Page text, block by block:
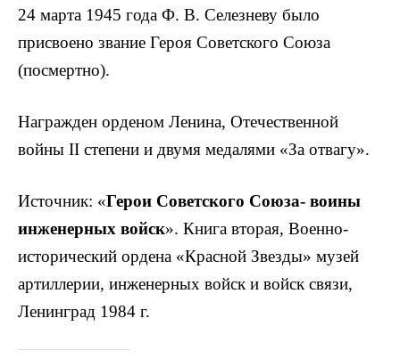
24 марта 1945 года Ф. В. Селезневу было
присвоено звание Героя Советского Союза
(посмертно).
Награжден орденом Ленина, Отечественной
войны II степени и двумя медалями «За отвагу».
Источник: «Герои Советского Союза- воины
инженер­ных войск». Книга вторая, Военно-
исторический ордена «Красной Звезды» музей
артиллерии, инженерных войск и войск связи,
Ленинград 1984 г.